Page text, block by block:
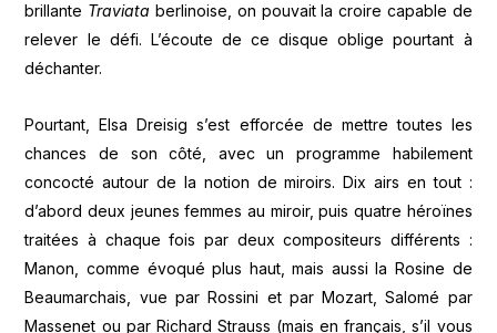
brillante Traviata berlinoise, on pouvait la croire capable de
relever le défi. L’écoute de ce disque oblige pourtant à
déchanter.
Pourtant, Elsa Dreisig s’est efforcée de mettre toutes les
chances de son côté, avec un programme habilement
concocté autour de la notion de miroirs. Dix airs en tout :
d’abord deux jeunes femmes au miroir, puis quatre héroïnes
traitées à chaque fois par deux compositeurs différents :
Manon, comme évoqué plus haut, mais aussi la Rosine de
Beaumarchais, vue par Rossini et par Mozart, Salomé par
Massenet ou par Richard Strauss (mais en français, s’il vous